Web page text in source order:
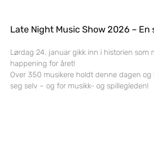
Late Night Music Show 2026 – En
Lørdag 24. januar gikk inn i historien som
happening for året!
Over 350 musikere holdt denne dagen
seg selv – og for musikk- og spillegleden!